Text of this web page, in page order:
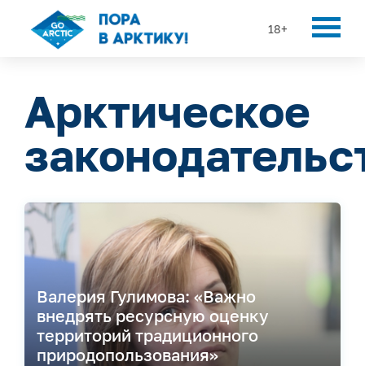
18+
Арктическое
Валерия Гулимова: «Важно
внедрять ресурсную оценку
территорий традиционного
природопользования»